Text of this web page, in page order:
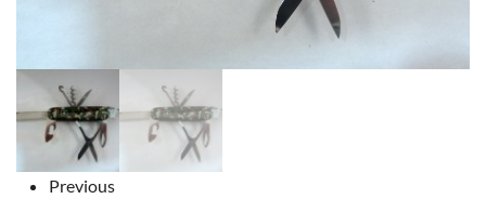
Previous